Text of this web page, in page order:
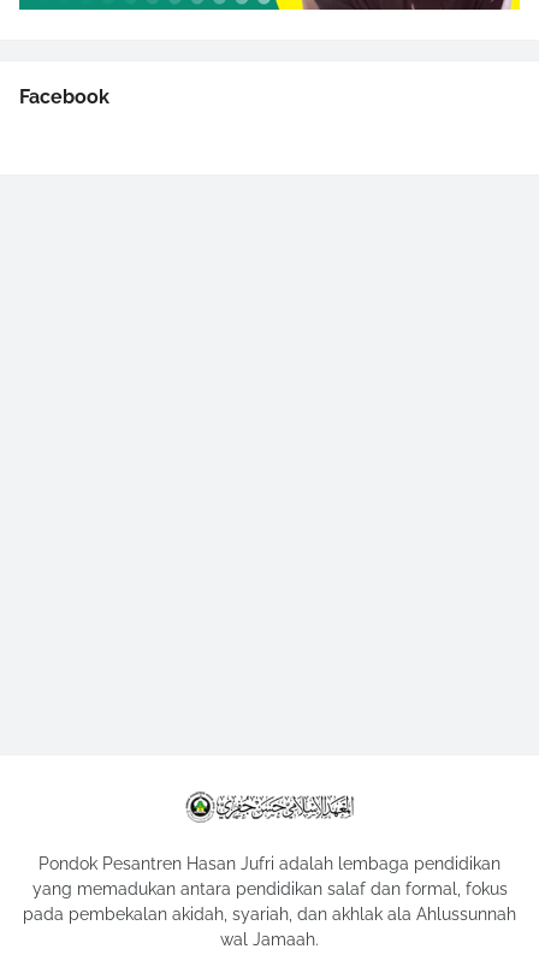
Facebook
Pondok Pesantren Hasan Jufri adalah lembaga pendidikan
yang memadukan antara pendidikan salaf dan formal, fokus
pada pembekalan akidah, syariah, dan akhlak ala Ahlussunnah
wal Jamaah.